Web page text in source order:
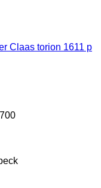
Claas torion 1611 p